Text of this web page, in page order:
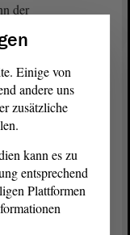
der
Antrag
Einige von
andere uns
zusätzliche
kann es zu
entsprechend
Plattformen